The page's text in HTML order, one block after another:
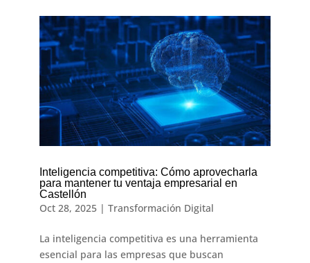
Inteligencia competitiva: Cómo aprovecharla
para mantener tu ventaja empresarial en
Castellón
Oct 28, 2025| Transformación Digital
La inteligencia competitiva es una herramienta
esencial para las empresas que buscan